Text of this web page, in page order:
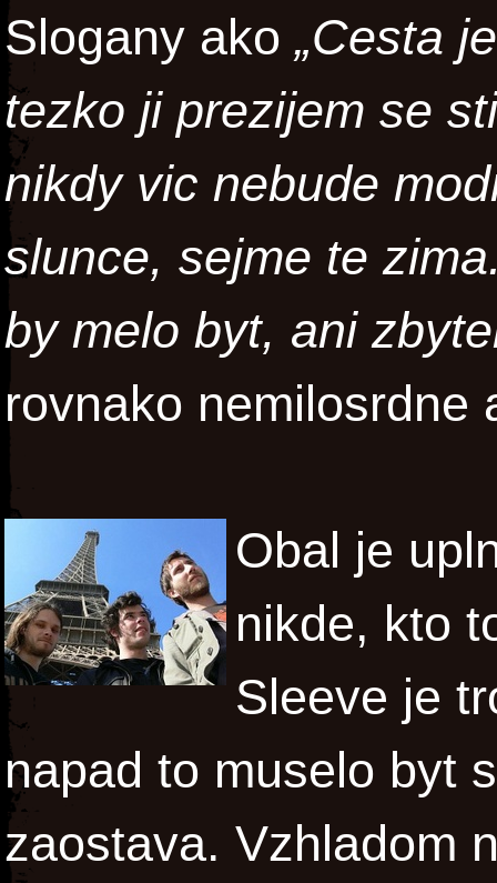
Slogany ako „Cesta
tezko ji prezijem se
nikdy vic nebude
slunce, sejme te
by melo byt, ani
rovnako nemilosrdne
Obal je
nikde, kto
Sleeve je
napad to muselo byt
zaostava. Vzhladom